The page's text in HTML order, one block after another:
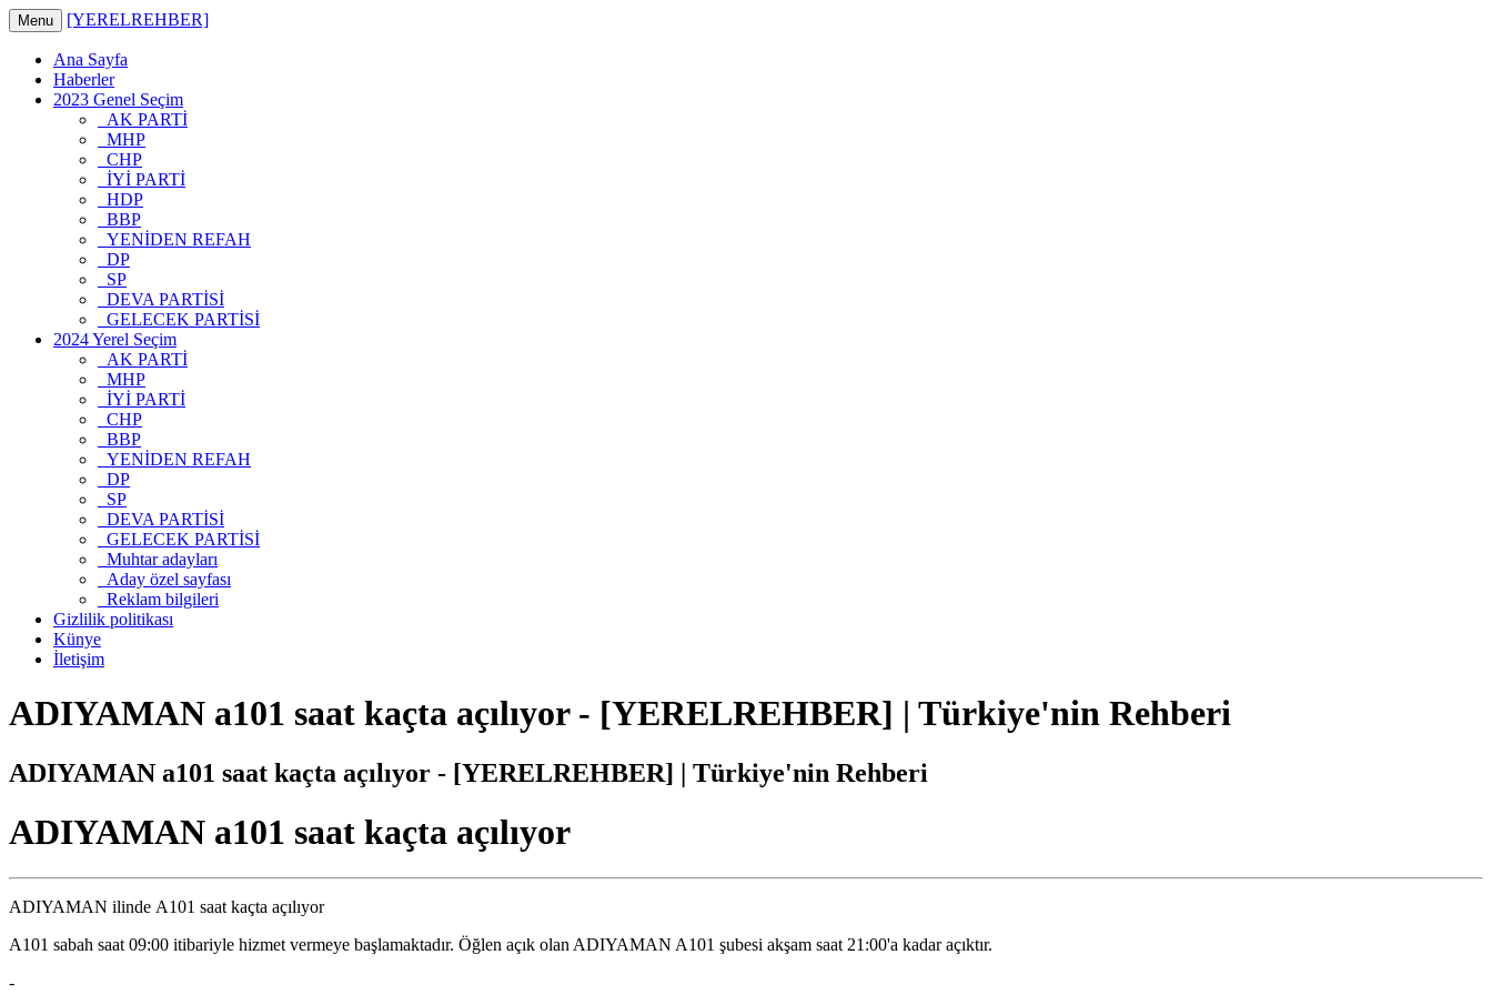
Menu [YERELREHBER]
Ana Sayfa
Haberler
2023 Genel Seçim
AK PARTİ
MHP
CHP
İYİ PARTİ
HDP
BBP
YENİDEN REFAH
DP
SP
DEVA PARTİSİ
GELECEK PARTİSİ
2024 Yerel Seçim
AK PARTİ
MHP
İYİ PARTİ
CHP
BBP
YENİDEN REFAH
DP
SP
DEVA PARTİSİ
GELECEK PARTİSİ
Muhtar adayları
Aday özel sayfası
Reklam bilgileri
Gizlilik politikası
Künye
İletişim
ADIYAMAN a101 saat kaçta açılıyor - [YERELREHBER] | Türkiye'nin Rehberi
ADIYAMAN a101 saat kaçta açılıyor - [YERELREHBER] | Türkiye'nin Rehberi
ADIYAMAN a101 saat kaçta açılıyor
ADIYAMAN ilinde A101 saat kaçta açılıyor
A101 sabah saat 09:00 itibariyle hizmet vermeye başlamaktadır. Öğlen açık olan ADIYAMAN A101 şubesi akşam saat 21:00'a kadar açıktır.
-